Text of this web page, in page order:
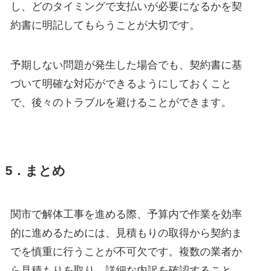
し、どのタイミングで支払いが必要になるかを契
約書に明記してもらうことが大切です。
予期しない問題が発生した場合でも、契約書に基
づいて明確な対応ができるようにしておくこと
で、後々のトラブルを避けることができます。
5．まとめ
関市で解体工事を進める際、予算内で作業を効率
的に進めるためには、見積もりの取得から契約ま
でを慎重に行うことが不可欠です。複数の業者か